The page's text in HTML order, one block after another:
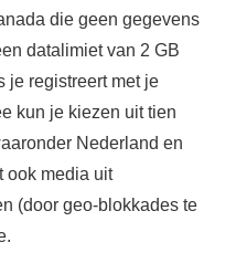
die geen gegevens
datalimiet van 2 GB
je registreert met je
kun je kiezen uit tien
Nederland en
ook media uit
(door geo-blokkades te